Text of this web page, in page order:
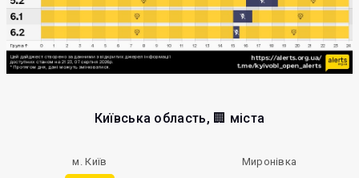
Київська область, 🏢 міста
м. Київ
Миронівка